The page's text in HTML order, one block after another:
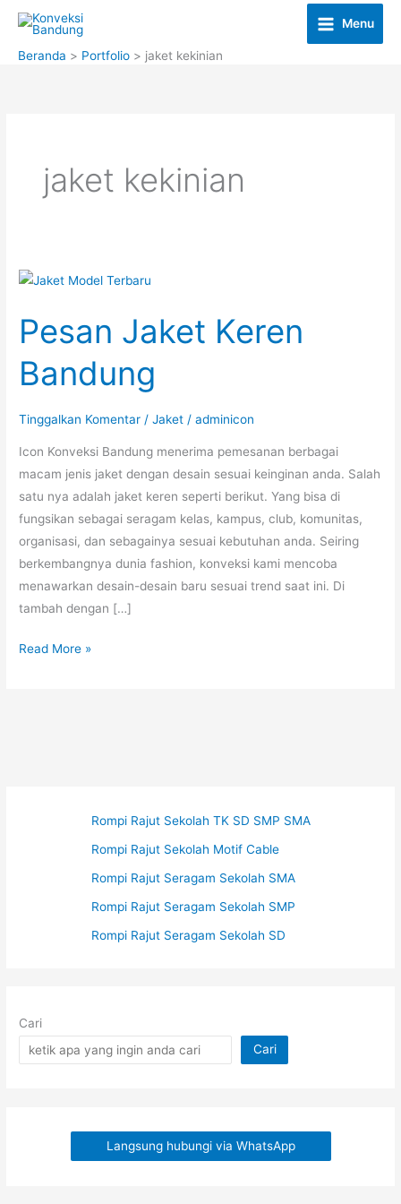
Lewati
konten
Menu
Beranda Portfolio jaket kekinian
jaket kekinian
Pesan Jaket Keren
Bandung
Tinggalkan Komentar /Jaket /adminicon
Icon Konveksi Bandung menerima pemesanan berbagai
macam jenis jaket dengan desain sesuai keinginan anda. Salah
satu nya adalah jaket keren seperti berikut. Yang bisa di
fungsikan sebagai seragam kelas, kampus, club, komunitas,
organisasi, dan sebagainya sesuai kebutuhan anda. Seiring
berkembangnya dunia fashion, konveksi kami mencoba
menawarkan desain-desain baru sesuai trend saat ini. Di
tambah dengan […]
Pesan
Read More »
Rompi Rajut Sekolah TK SD SMP SMA
Rompi Rajut Sekolah Motif Cable
Rompi Rajut Seragam Sekolah SMA
Rompi Rajut Seragam Sekolah SMP
Rompi Rajut Seragam Sekolah SD
Cari
Cari
Langsung hubungi via WhatsApp